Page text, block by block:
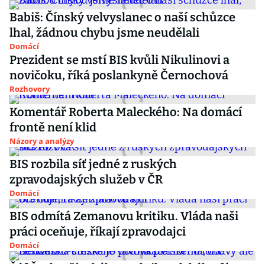
Babiš: Čínský velvyslanec o naší schůzce
lhal, žádnou chybu jsme neudělali
Domácí
Prezident se mstí BIS kvůli Nikulinovi a
novičoku, říká poslankyně Černochová
Rozhovory
Komentář Roberta Maleckého: Na domácí
frontě není klid
Názory a analýzy
BIS rozbila síť jedné z ruských
zpravodajských služeb v ČR
Domácí
BIS odmítá Zemanovu kritiku. Vláda naši
práci oceňuje, říkají zpravodajci
Domácí